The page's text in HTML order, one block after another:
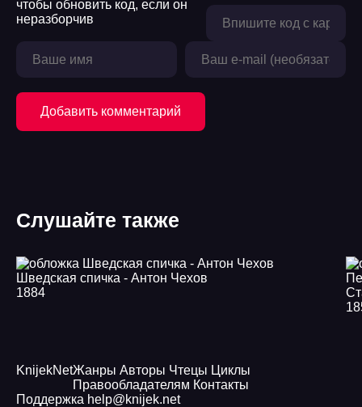
Добавить комментарий
Слушайте также
Шведская спичка - Антон Чехов
1884
KnijekNetЖанры Авторы Чтецы Циклы
Правообладателям Контакты
Поддержка help@knijek.net